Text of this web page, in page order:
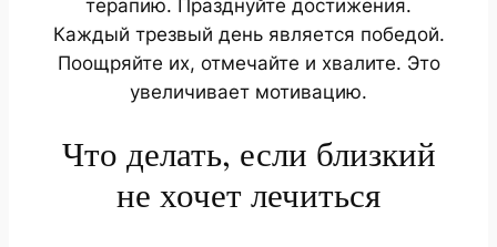
терапию. Празднуйте достижения.
Каждый трезвый день является победой.
Поощряйте их, отмечайте и хвалите. Это
увеличивает мотивацию.
Что делать, если близкий
не хочет лечиться